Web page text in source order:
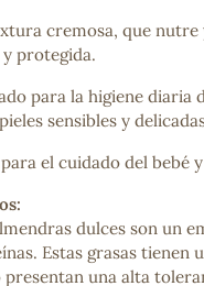
cremosa, que
protegida.
para la higiene diaria
sensibles y
el cuidado del bebé
dulces son un
Estas grasas tienen
una alta